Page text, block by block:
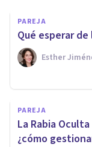
PAREJA
Qué esperar
Esther
PAREJA
La Rabia
¿cómo